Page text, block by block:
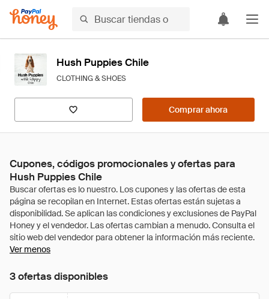
Hush Puppies Chile
CLOTHING & SHOES
Comprar ahora
Cupones, códigos promocionales y ofertas para
Hush Puppies Chile
Ver menos
3 ofertas disponibles